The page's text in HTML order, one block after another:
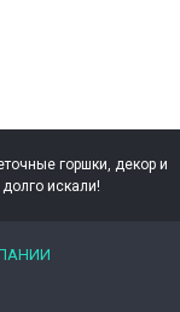
горшки, декор и
искали!